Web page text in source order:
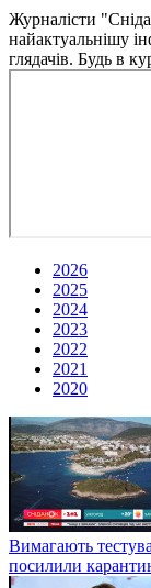
Журналісти
найактуальнішу
глядачів. Будь в
2026
2025
2024
2023
2022
2021
2020
Вимагають
посилили